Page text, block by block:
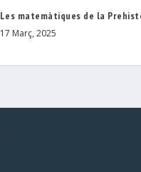
Les matemàtiques de la
17 Març, 2025